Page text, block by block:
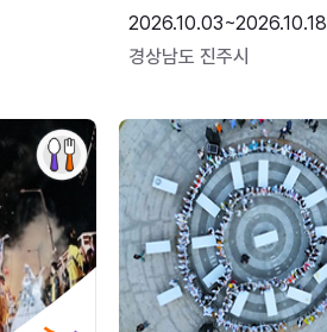
2026.10.03~2026.10.18
경상남도 진주시